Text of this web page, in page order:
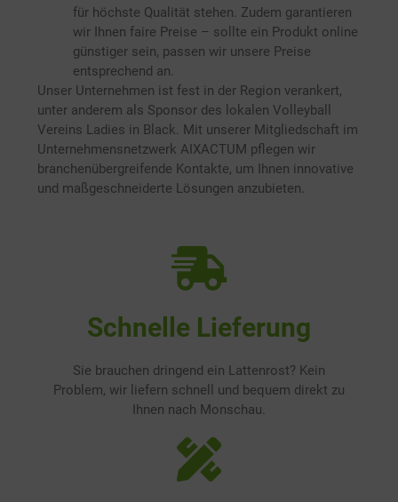
für höchste Qualität stehen. Zudem garantieren
wir Ihnen faire Preise – sollte ein Produkt online
günstiger sein, passen wir unsere Preise
entsprechend an.
Unser Unternehmen ist fest in der Region verankert,
unter anderem als Sponsor des lokalen Volleyball
Vereins Ladies in Black. Mit unserer Mitgliedschaft im
Unternehmensnetzwerk AIXACTUM pflegen wir
branchenübergreifende Kontakte, um Ihnen innovative
und maßgeschneiderte Lösungen anzubieten.
Schnelle Lieferung
Sie brauchen dringend ein Lattenrost? Kein
Problem, wir liefern schnell und bequem direkt zu
Ihnen nach Monschau.